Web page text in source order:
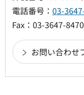
電話番号： 03-
Fax：03-3647-8470